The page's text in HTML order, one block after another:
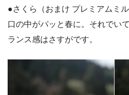
●さくら（おまけ プレミアムミル
口の中がパッと春に。それでい
ランス感はさすがです。